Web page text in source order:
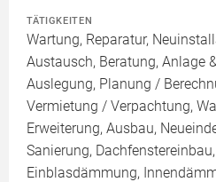
TÄTIGKEITEN
Wartung, Reparatur,
Austausch, Beratung, Anlage
Auslegung, Planung /
Vermietung / Verpachtung,
Erweiterung, Ausbau,
Sanierung,
Einblasdämmung,